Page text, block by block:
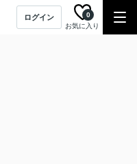
ログイン
お気に入り
0